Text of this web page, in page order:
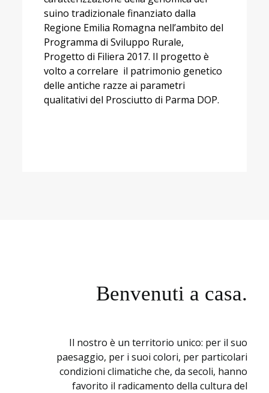
suino tradizionale finanziato dalla
Regione Emilia Romagna nell’ambito del
Programma di Sviluppo Rurale,
Progetto di Filiera 2017. Il progetto è
volto a correlare il patrimonio genetico
delle antiche razze ai parametri
qualitativi del Prosciutto di Parma DOP.
Benvenuti a casa.
Il nostro è un territorio unico: per il suo
paesaggio, per i suoi colori, per particolari
condizioni climatiche che, da secoli, hanno
favorito il radicamento della cultura del